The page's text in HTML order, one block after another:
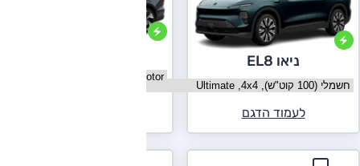
ניאו EL8
בחר גרסה ניאו EL8
לעמוד הדגם
בחר גרסה וולוו EX90